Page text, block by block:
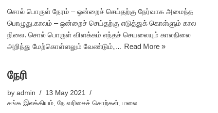
சொல் பொருள் நேரம் – ஒன்றைச் செய்தற்கு நேர்வாக அமைந்த
பொழுது.காலம் – ஒன்றைச் செய்தற்கு எடுத்துக் கொள்ளும் கால
நிலை. சொல் பொருள் விளக்கம் எந்தச் செயலையும் காலநிலை
அறிந்து மேற்கொள்ளலும் வேண்டும்,… Read More »
நேரி
by admin
13 May 2021
சங்க இலக்கியம், நே வரிசைச் சொற்கள், மலை